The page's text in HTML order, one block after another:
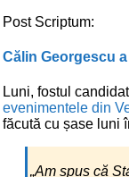
Post Scriptum:
Călin Georgescu
Luni, fostul
evenimentele din
făcută cu șase luni
„Am spus că